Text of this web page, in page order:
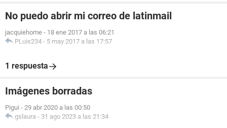
No puedo abrir mi correo de latinmail
jacquiehome - 18 ene 2017 a las 06:21
PLuis234 - 5 may 2017 a las 17:57
1 respuesta
Imágenes borradas
Pigui - 29 abr 2020 a las 00:50
gslaura - 31 ago 2023 a las 21:34